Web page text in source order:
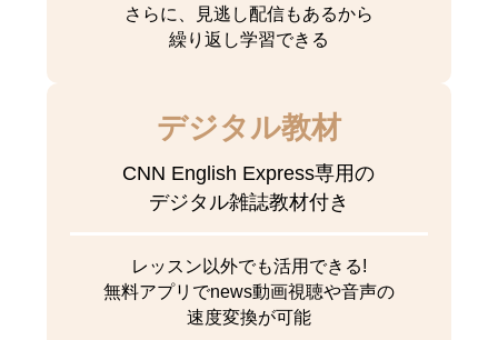
さらに、見逃し配信もあるから
繰り返し学習できる
デジタル教材
CNN English Express専用の
デジタル雑誌教材付き
レッスン以外でも活用できる!
無料アプリでnews動画視聴や音声の
速度変換が可能